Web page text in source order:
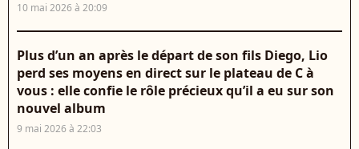
10 mai 2026 à 20:09
Plus d’un an après le départ de son fils Diego, Lio
perd ses moyens en direct sur le plateau de C à
vous : elle confie le rôle précieux qu’il a eu sur son
nouvel album
9 mai 2026 à 22:03